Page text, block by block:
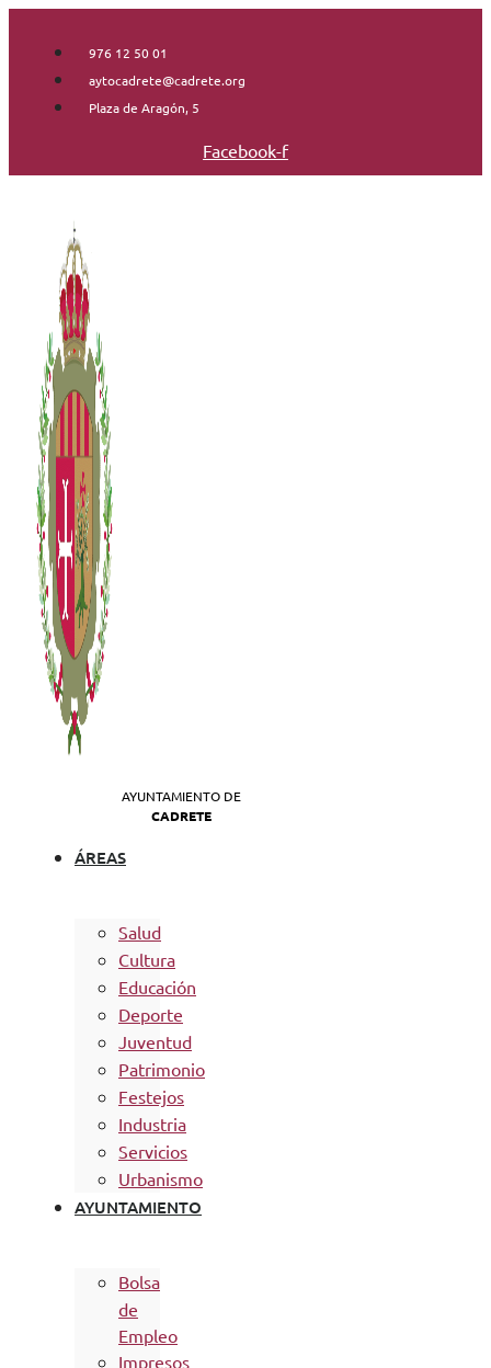
contenido
976 12 50 01
aytocadrete@cadrete.org
Plaza de Aragón, 5
Facebook-f
AYUNTAMIENTO DE
CADRETE
ÁREAS
Salud
Cultura
Educación
Deporte
Juventud
Patrimonio
Festejos
Industria
Servicios
Urbanismo
AYUNTAMIENTO
Bolsa
de
Empleo
Impresos